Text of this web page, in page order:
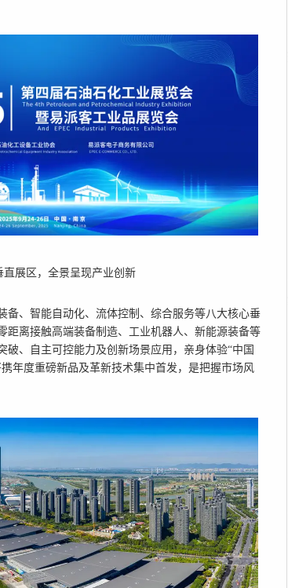
直展区，全景呈现产业创新
备、智能自动化、流体控制、综合服务等八大核心垂
距离接触高端装备制造、工业机器人、新能源装备等
破、自主可控能力及创新场景应用，亲身体验“中国
年度重磅新品及革新技术集中首发，是把握市场风